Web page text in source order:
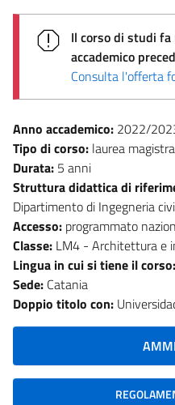
Il corso di studi
accademico
Consulta l'offerta
Anno accademico: 2022/
Tipo di corso: laurea
Durata: 5 anni
Struttura didattica di
Dipartimento di Ingegneria
Accesso: programmato
Classe: LM4 - Architettura e
Lingua in cui si tiene il corso:
Sede: Catania
Doppio titolo con: